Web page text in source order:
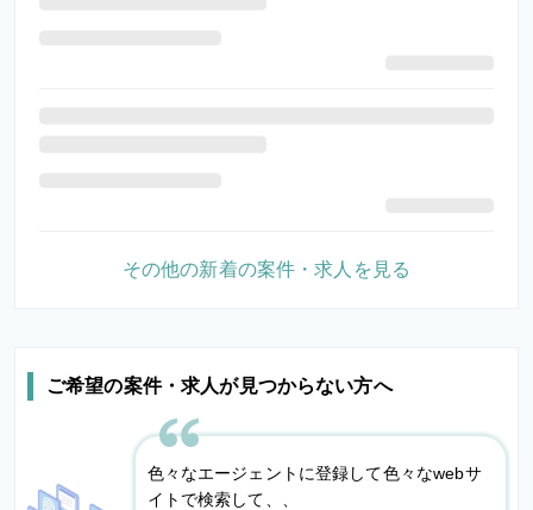
ご希望の案件・求人が見つからない方へ
色々なエージェントに登録して色々なwebサ
イトで検索して、、
その他の新着の案件・求人を見る